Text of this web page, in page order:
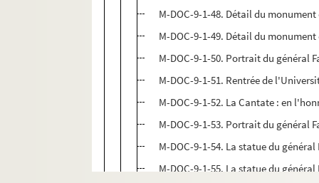
M-DOC-9-1-48. Détail du
M-DOC-9-1-49. Détail du
M-DOC-9-1-50. Portrait du général
M-DOC-9-1-51. Rentrée de
M-DOC-9-1-52. La Cantate : en
M-DOC-9-1-53. Portrait du général
M-DOC-9-1-54. La statue du
M-DOC-9-1-55. La statue du